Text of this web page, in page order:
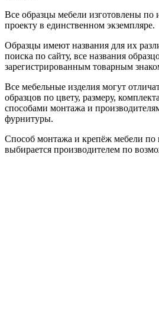
Все образцы мебели изготовлены по
проекту в единственном экземпляре.
Образцы имеют названия для их
поиска по сайту, все названия
зарегистрированным товарным
Все мебельные изделия могут
образцов по цвету, размеру,
способами монтажа и
фурнитуры.
Способ монтажа и крепёж мебели по
выбирается производителем по